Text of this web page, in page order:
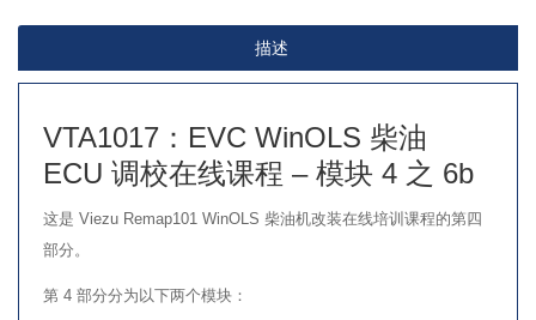
块
之
6b
数
量
描述
VTA1017：EVC WinOLS 柴油
ECU 调校在线课程 – 模块 4 之 6b
这是 Viezu Remap101 WinOLS 柴油机改装在线培训课程的第四
部分。
第 4 部分分为以下两个模块：